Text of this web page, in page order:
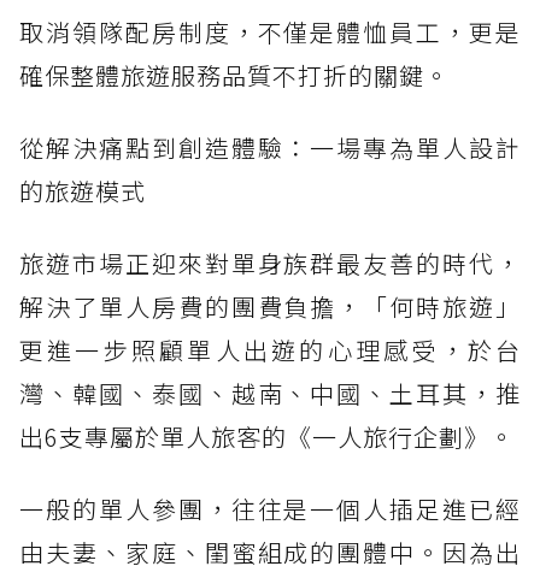
取消領隊配房制度，不僅是體恤員工，更是
確保整體旅遊服務品質不打折的關鍵。
從解決痛點到創造體驗：一場專為單人設計
的旅遊模式
旅遊市場正迎來對單身族群最友善的時代，
解決了單人房費的團費負擔，「何時旅遊」
更進一步照顧單人出遊的心理感受，於台
灣、韓國、泰國、越南、中國、土耳其，推
出6支專屬於單人旅客的《一人旅行企劃》。
一般的單人參團，往往是一個人插足進已經
由夫妻、家庭、閨蜜組成的團體中。因為出